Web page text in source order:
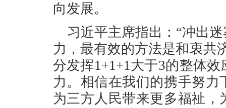
向发展。
习近平主席指出：“冲出
力，最有效的方法是和衷共
分发挥1+1+1大于3的整体
力。相信在我们的携手努
为三方人民带来更多福祉